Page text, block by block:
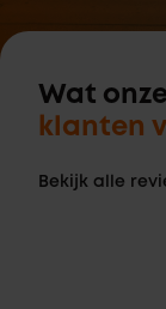
Wat
klanten
Bekijk alle